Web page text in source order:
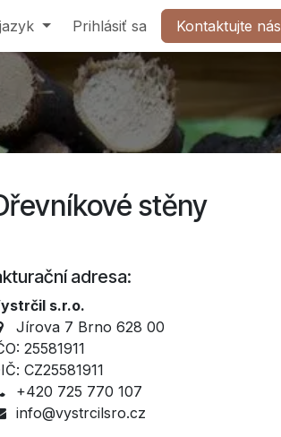
Kontaktujte nás
Prihlásiť sa Kontaktujte nás
stěny
adresa:
s.r.o.
Jírova 7 Brno 628 00
25581911
CZ25581911
+420 725 770 107
info@vystrcilsro.cz